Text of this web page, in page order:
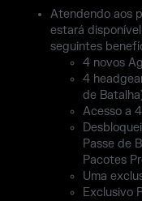
Atendendo aos
estará
seguintes
4 novos
4
de
Acesso a
Passe de
Pacotes
Uma
Exclusivo